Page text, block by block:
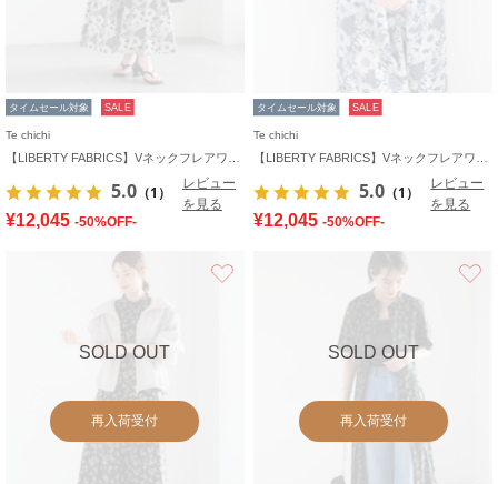
タイムセール対象 SALE
Te chichi
5.0 （1）
レビュー
を見る
¥12,045 -50%OFF-
タイムセール対象 SALE
Te chichi
5.0 （1）
レビュー
を見る
¥12,045 -50%OFF-
SOLD OUT
再入荷受付
SOLD OUT
再入荷受付